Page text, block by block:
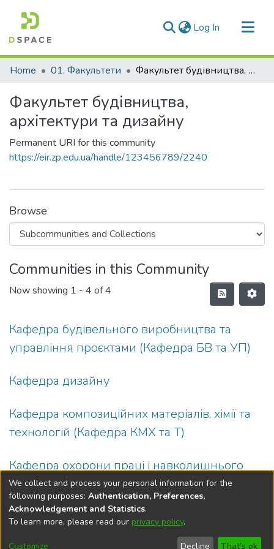
Log In (current)
Communities & Collections
Statistics
Home 01. Факультети Факультет будівництва, архітектури та дизайну
Факультет будівництва,
архітектури та дизайну
Permanent URI for this community
https://eir.zp.edu.ua/handle/123456789/2240
Browse
Communities in this Community
Now showing 1 - 4 of 4
Кафедра будівельного виробництва та
управління проєктами (Кафедра БВ та УП)
Кафедра дизайну
Кафедра композиційних матеріалів, хімії та
технологій (Кафедра КМХ та Т)
Кафедра охорони праці і навколишнього
середовища (Кафедра ОП і НС)
DSpace softwarecopyright © 2002-2026
Cookie End User Send
We collect and process your personal information for the
following purposes: Authentication, Preferences,
Acknowledgement and Statistics.
To learn more, please read our privacy policy.
Customize Decline That's ok